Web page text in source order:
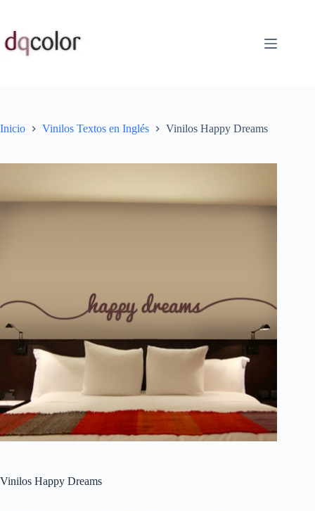
contenido
Inicio Vinilos Textos en Inglés Vinilos Happy Dreams
Vinilos Happy Dreams